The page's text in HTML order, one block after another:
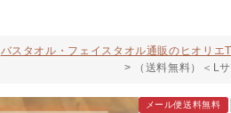
バスタオル・フェイスタオル通販のヒオリエ
（送料無料）＜L
メール便送料無料